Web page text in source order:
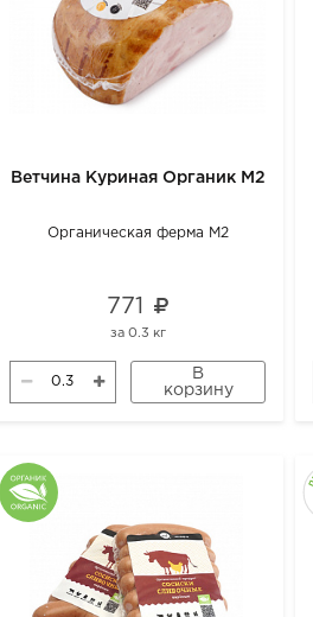
Ветчина Куриная Органик М2
Органическая ферма М2
771
за 0.3 кг
В
корзину